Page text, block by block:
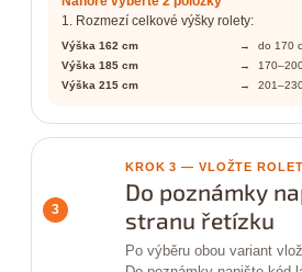
1. Rozmezí celkové výšky rolety:
Výška 162 cm →
do 170
Výška 185 cm
→
Výška 215 cm
→
3
KROK 3 — VLOŽTE
Do poznámky
stranu řetízku
Po výběru obou variant